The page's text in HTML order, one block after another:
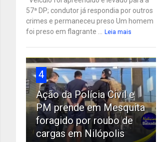
57ª DP; condutor já respondia por outros
crimes e permaneceu preso Um homem
foi preso em flagrante ... Leia mais
4
Ação da Polícia Civil e
PM prende em Mesquita
foragido por roubo de
cargas em Nilópolis